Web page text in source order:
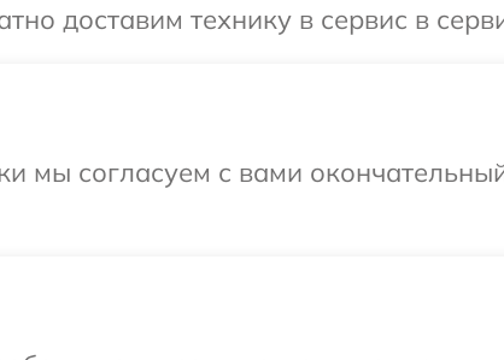
доставим технику в сервис в
мы согласуем с вами